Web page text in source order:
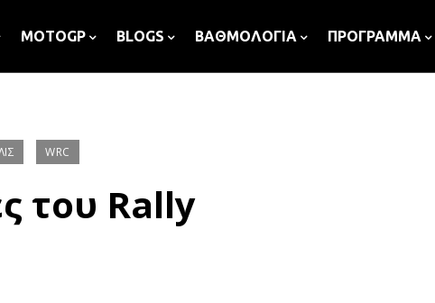
MOTOGP BLOGS ΒΑΘΜΟΛΟΓΙΑ ΠΡΟΓΡΑΜΜΑ
WRC
του Rally